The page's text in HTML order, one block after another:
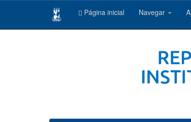
Página inicial Navegar